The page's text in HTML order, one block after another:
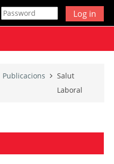
Log in
Publicacions
Salut
Laboral